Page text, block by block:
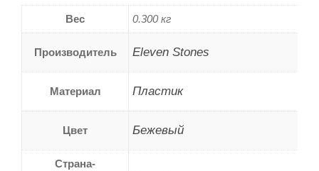
Вес 0.300 кг
Производитель Eleven Stones
Материал Пластик
Цвет Бежевый
Страна-